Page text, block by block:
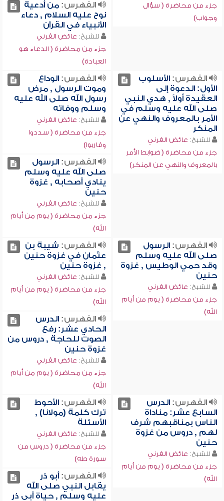
جزء من محاضرة ( سؤال
وجواب)
الفهرس:من أدعية
نوح عليه السلام , دعاء
الأنبياء في القرآن
للشيخ: عائض القرني
جزء من محاضرة ( الدعاء هو
العبادة)
الفهرس:الأسلوب
الأول: الدعوة إلى
العقيدة أولاً , هدي النبي
صلى الله عليه وسلم في
الأمر بالمعروف والنهي عن
المنكر
للشيخ: عائض القرني
جزء من محاضرة ( ضوابط الأمر
بالمعروف والنهي عن المنكر)
الفهرس:الوداع
وموت الرسول , مرض
رسول الله صلى الله عليه
وسلم ووفاته
للشيخ: عائض القرني
جزء من محاضرة ( سددوا
وقاربوا)
الفهرس:الرسول
صلى الله عليه وسلم
ينادي أصحابه , غزوة
حنين
للشيخ: عائض القرني
جزء من محاضرة ( يوم من أيام
الله)
الفهرس:الرسول
صلى الله عليه وسلم
وقد حمي الوطيس , غزوة
حنين
للشيخ: عائض القرني
جزء من محاضرة ( يوم من أيام
الله)
الفهرس: شيبة بن
عثمان في غزوة حنين
, غزوة حنين
للشيخ: عائض القرني
جزء من محاضرة ( يوم من أيام
الله)
الفهرس:الدرس
الحادي عشر: رفع
الصوت للحاجة , دروس من
غزوة حنين
للشيخ: عائض القرني
جزء من محاضرة ( يوم من أيام
الله)
الفهرس:الدرس
السابع عشر: مناداة
الناس بمناقبهم شرف
لهم , دروس من غزوة
حنين
للشيخ: عائض القرني
جزء من محاضرة ( يوم من أيام
الله)
الفهرس:الأحوط
ترك كلمة (مولانا) ,
الأسئلة
للشيخ: عائض القرني
جزء من محاضرة ( دروس من
سورة طه)
الفهرس:أبو ذر
يقابل النبي صلى الله
عليه وسلم , حياة أبي ذر